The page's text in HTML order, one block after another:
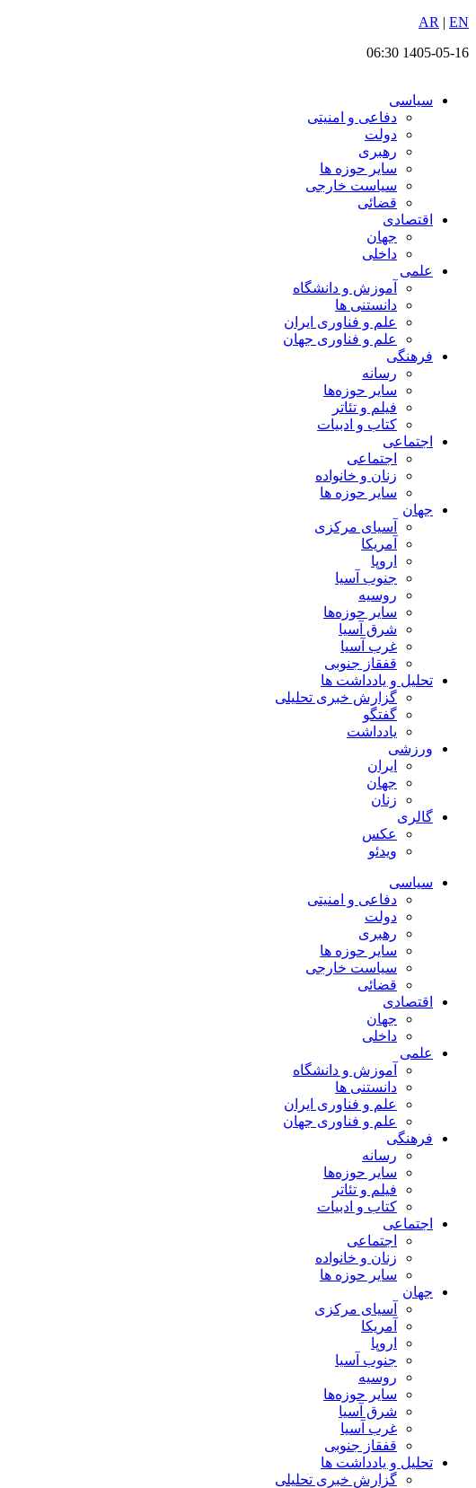
پرش
محتوا
AR | EN
1405-05-16 06:30
سیاسی
دفاعی و امنیتی
دولت
رهبری
سایر حوزه ها
سیاست خارجی
قضائی
اقتصادی
جهان
داخلی
علمی
آموزش و دانشگاه
دانستنی ها
علم و فناوری ایران
علم و فناوری جهان
فرهنگی
رسانه
سایر حوزه‌ها
فیلم و تئاتر
کتاب و ادبیات
اجتماعی
اجتماعی
زنان و خانواده
سایر حوزه ها
جهان
آسیای مرکزی
آمریکا
اروپا
جنوب آسیا
روسیه
سایر حوزه‌ها
شرق آسیا
غرب آسیا
قفقاز جنوبی
تحلیل و یادداشت ها
گزارش خبری تحلیلی
گفتگو
یادداشت
ورزشی
ایران
جهان
زنان
گالری
عکس
ویدئو
سیاسی
دفاعی و امنیتی
دولت
رهبری
سایر حوزه ها
سیاست خارجی
قضائی
اقتصادی
جهان
داخلی
علمی
آموزش و دانشگاه
دانستنی ها
علم و فناوری ایران
علم و فناوری جهان
فرهنگی
رسانه
سایر حوزه‌ها
فیلم و تئاتر
کتاب و ادبیات
اجتماعی
اجتماعی
زنان و خانواده
سایر حوزه ها
جهان
آسیای مرکزی
آمریکا
اروپا
جنوب آسیا
روسیه
سایر حوزه‌ها
شرق آسیا
غرب آسیا
قفقاز جنوبی
تحلیل و یادداشت ها
گزارش خبری تحلیلی